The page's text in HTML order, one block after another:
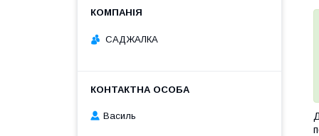
САДЖАЛКА
Василь